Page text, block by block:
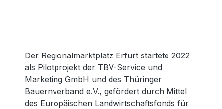
Der Regionalmarktplatz Erfurt startete 2022
als Pilotprojekt der TBV-Service und
Marketing GmbH und des Thüringer
Bauernverband e.V., gefördert durch Mittel
des Europäischen Landwirtschaftsfonds für